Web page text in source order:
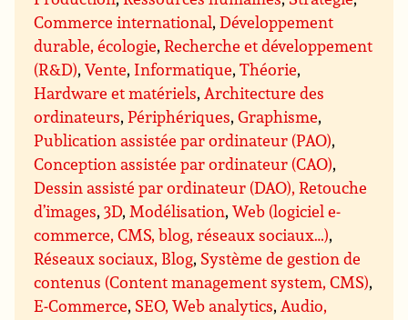
Commerce international,Développement
durable, écologie,Recherche et développement
(R&D),Vente, Informatique,Théorie,
Hardware et matériels, Architecture des
ordinateurs,Périphériques,Graphisme,
Publication assistée par ordinateur (PAO),
Conception assistée par ordinateur (CAO),
Dessin assisté par ordinateur (DAO), Retouche
d’images,3D, Modélisation,Web (logiciel e-
commerce, CMS, blog, réseaux sociaux…),
Réseaux sociaux, Blog, Système de gestion de
contenus (Content management system, CMS),
E-Commerce, SEO, Web analytics, Audio,